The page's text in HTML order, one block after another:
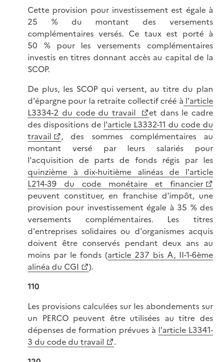
Cette provision pour investissement est égale à
25 % du montant des versements
complémentaires versés. Ce taux est porté à
50 % pour les versements complémentaires
investis en titres donnant accès au capital de la
SCOP.
De plus, les SCOP qui versent, au titre du plan
d'épargne pour la retraite collectif créé à l'article
L3334-2 du code du travail
et dans le cadre
des dispositions de l'article L3332-11 du code du
travail
, des sommes complémentaires au
montant versé par leurs salariés pour
l'acquisition de parts de fonds régis par les
quinzième à dix-huitième alinéas de l'article
L214-39 du code monétaire et financier
peuvent constituer, en franchise d'impôt, une
provision pour investissement égale à 35 % des
versements complémentaires. Les titres
d'entreprises solidaires ou d'organismes acquis
doivent être conservés pendant deux ans au
moins par le fonds (article 237 bis A, II-1-6ème
alinéa du CGI
).
110
Les provisions calculées sur les abondements sur
un PERCO peuvent être utilisées au titre des
dépenses de formation prévues à l'article L3341-
3 du code du travail
.